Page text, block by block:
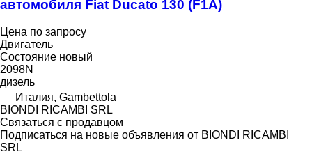
автомобиля Fiat Ducato 130 (F1A)
Цена по запросу
Двигатель
Состояние новый
2098N
дизель
Италия, Gambettola
BIONDI RICAMBI SRL
Связаться с продавцом
Подписаться на новые объявления от BIONDI RICAMBI
SRL